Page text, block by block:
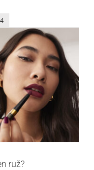
ruž?
ruž?